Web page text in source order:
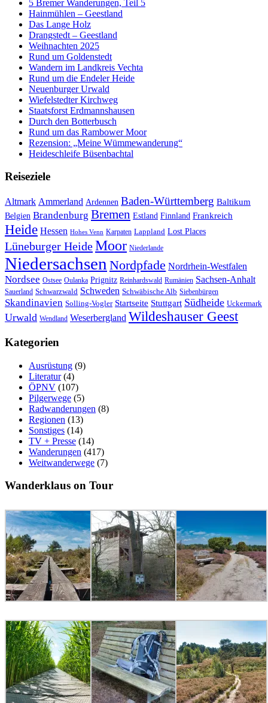
5 Bremer Wanderungen, Teil 5
Hainmühlen – Geestland
Das Lange Holz
Drangstedt – Geestland
Weihnachten 2025
Rund um Goldenstedt
Wandern im Landkreis Vechta
Rund um die Endeler Heide
Neuenburger Urwald
Wiefelstedter Kirchweg
Staatsforst Erdmannshausen
Durch den Botterbusch
Rund um das Rambower Moor
Rezension: „Meine Wümmewanderung“
Heideschleife Büsenbachtal
Reiseziele
Altmark Ammerland Ardennen Baden-Württemberg Baltikum
Belgien Brandenburg Bremen Estland Finnland Frankreich
Heide Hessen Hohes Venn Karpaten Lappland Lost Places
Lüneburger HeideMoor Niederlande
Niedersachsen Nordpfade Nordrhein-Westfalen
Nordsee Ostsee Oulanka Prignitz Reinhardswald Rumänien Sachsen-Anhalt
Sauerland Schwarzwald Schweden Schwäbische Alb Siebenbürgen
Skandinavien Solling-Vogler Startseite Stuttgart Südheide Uckermark
Urwald Wendland Weserbergland Wildeshauser Geest
Kategorien
Ausrüstung (9)
Literatur(4)
ÖPNV (107)
Pilgerwege (5)
Radwanderungen (8)
Regionen (13)
Sonstiges (14)
TV + Presse (14)
Wanderungen (417)
Weitwanderwege (7)
Wanderklaus on Tour